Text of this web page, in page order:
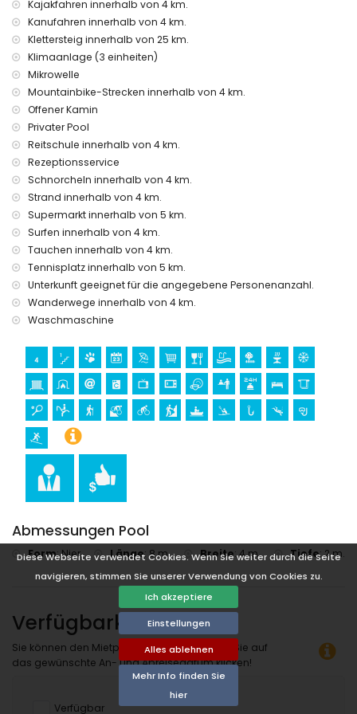
Diese Webseite verwendet Cookies. Wenn Sie weiter durch die Seite
navigieren, stimmen Sie unserer Verwendung von Cookies zu.
Ich akzeptiere
Einstellungen
Alles ablehnen
Mehr Info finden Sie
hier
Zusatzbett und Kinderbett/Kinderstuhl (auf Anfrage)
Unterhaltungs- und Freizeitaktivitäten für Ihren Urlaub in
Benitachell, Costa Blanca
Sehenswürdigkeiten und Kultur in Benitachell, Costa Blanca
Architektonisches Gebäude (Pueblo Histórico, Benitachell),
historische Stätte (Pueblo Histórico und Benitachell)
(innerhalb von 5 Kilometern von der Unterkunft)
Museum (Pueblo Histórico, Javea), Kirche (Parroquia de
Santa Mª Magdalena, Benitachell), Burg (Castell de
(Castell de Teulada-Moraira) (innerhalb von 10 Kilometern
von der Unterkunft)
Sport
Tennis, Reiten, Wandern, Mountainbiking, Radfahren,
Kanufahren, Kajakfahren, Angeln, Tauchen, Schnorcheln und
Surfen (innerhalb von 5 Kilometern von der Villa)
der Villa)
Klettern (innerhalb von 25 Kilometern von der Villa)
Kajakfahren innerhalb von 4 km.
Kanufahren innerhalb von 4 km.
Klettersteig innerhalb von 25 km.
Klimaanlage (3 einheiten)
Mikrowelle
Mountainbike-Strecken innerhalb von 4 km.
Offener Kamin
Privater Pool
Reitschule innerhalb von 4 km.
Rezeptionsservice
Schnorcheln innerhalb von 4 km.
Strand innerhalb von 4 km.
Supermarkt innerhalb von 5 km.
Surfen innerhalb von 4 km.
Tauchen innerhalb von 4 km.
Tennisplatz innerhalb von 5 km.
Unterkunft geeignet für die angegebene Personenanzahl.
Wanderwege innerhalb von 4 km.
Waschmaschine
Abmessungen Pool
Form:Nier Länge: 8 m. Breite:4 m. Tiefe:2 m.
Verfügbarkeit
Sie können den Mietpreis berechnen, indem Sie auf
das gewünschte An- und Abreisedatum klicken!
Verfügbar